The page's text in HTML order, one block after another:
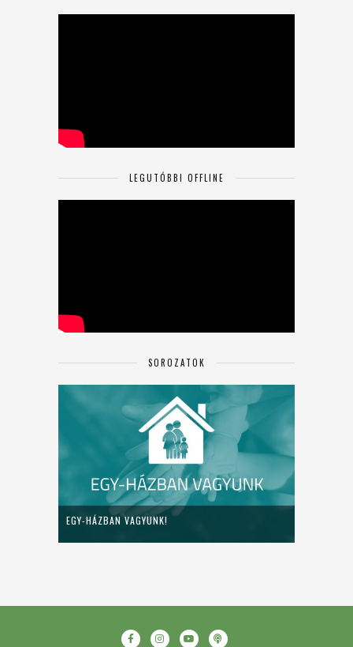
LEGUTÓBBI OFFLINE
SOROZATOK
EGY-HÁZBAN VAGYUNK!